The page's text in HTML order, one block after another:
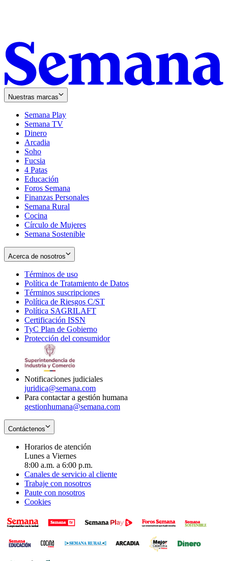
Nuestras marcas
Semana Play
Semana TV
Dinero
Arcadia
Soho
in
new
window
Fucsia
in
new
window
4 Patas
Educación
Foros Semana
Finanzas Personales
Semana Rural
Cocina
Círculo de Mujeres
Semana Sostenible
Acerca de nosotros
Términos de uso
in
new
window
Política de Tratamiento de Datos
Términos suscripciones
in
Política de Riesgos C/ST
Política SAGRILAFT
new
window
Certificación ISSN
in
new
TyC Plan de Gobierno
in
Protección del consumidorOpens
Notificaciones judiciales
juridica@semana.com
Para contactar a gestión humana
gestionhumana@semana.com
Contáctenos
Horarios de atención
Lunes a Viernes
8:00 a.m. a 6:00 p.m.
Canales de servicio al cliente
Trabaje con nosotros
Paute con nosotros
Cookies